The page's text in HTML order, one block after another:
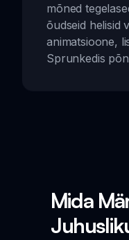
mõned
õudseid helisid
animatsioone,
Sprunkedis
Mida